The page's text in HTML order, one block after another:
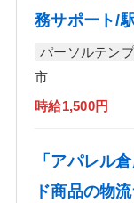
務サポート/
パーソルテン
市
時給1,500円
「アパレル
ド商品の物